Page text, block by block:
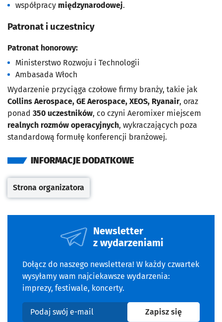
współpracy międzynarodowej.
Patronat i uczestnicy
Patronat honorowy:
Ministerstwo Rozwoju i Technologii
Ambasada Włoch
Wydarzenie przyciąga czołowe firmy branży, takie jak
Collins Aerospace, GE Aerospace, XEOS, Ryanair, oraz
ponad 350 uczestników, co czyni Aeromixer miejscem
realnych rozmów operacyjnych, wykraczających poza
standardową formułę konferencji branżowej.
INFORMACJE DODATKOWE
Otwiera się w nowej karcie
Strona organizatora
Newsletter
z wydarzeniami
Dołącz do naszego newslettera! W każdy czwartek
wysyłamy wam najciekawsze wydarzenia:
imprezy, festiwale, koncerty.
Podaj swój e-mail
Zapisz sięna